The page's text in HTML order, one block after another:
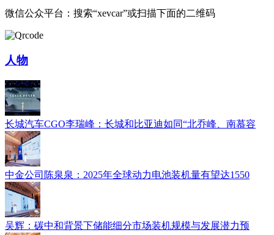
微信公众平台：搜索“xevcar”或扫描下面的二维码
人物
长城汽车CGO李瑞峰：长城和比亚迪如同“北乔峰、南慕容
中金公司陈泉泉：2025年全球动力电池装机量有望达1550
吴辉：碳中和背景下储能细分市场装机规模与发展潜力预